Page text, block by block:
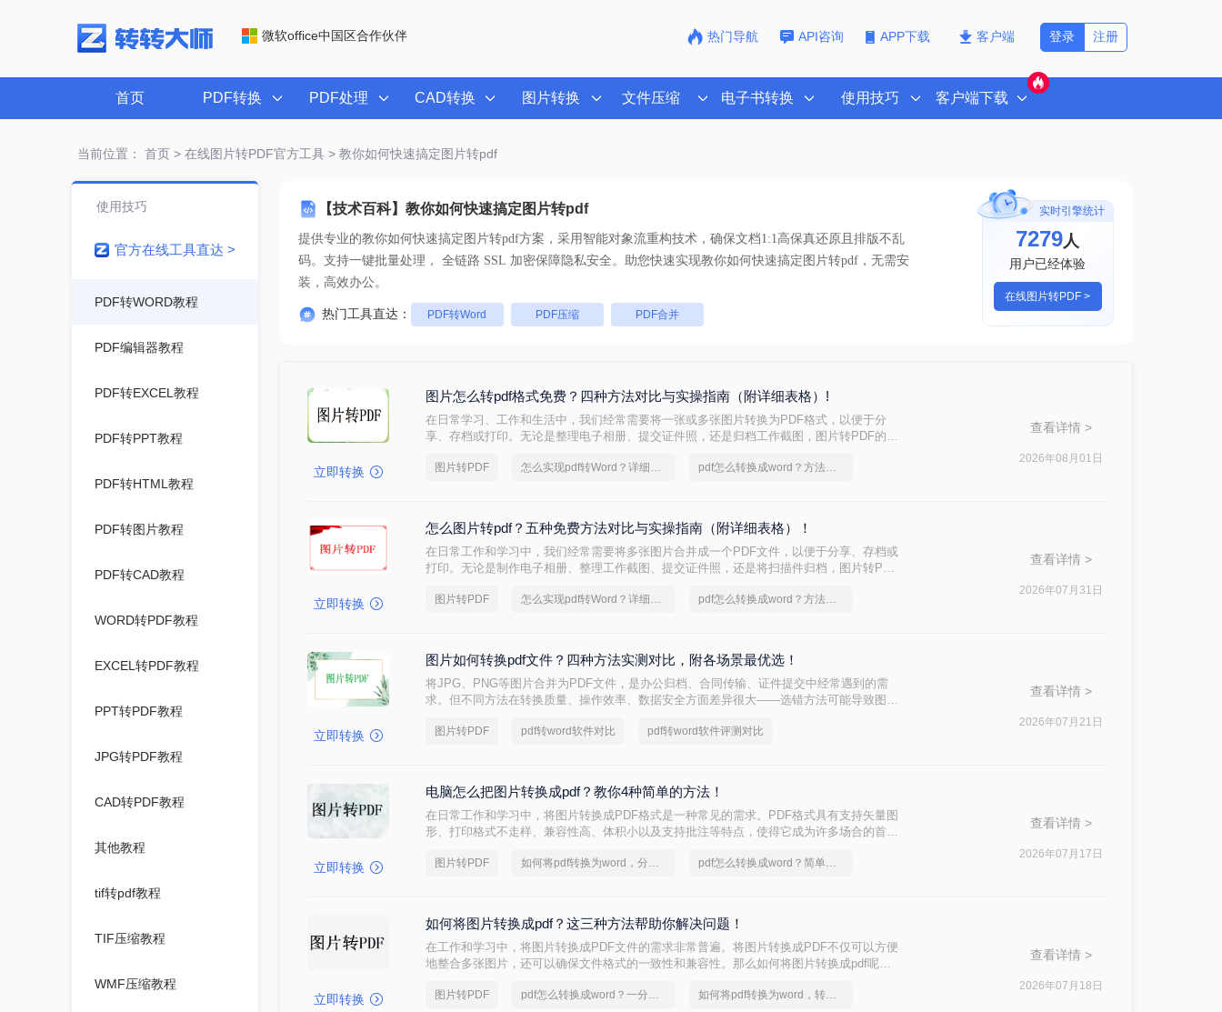
微软office中国区合作伙伴 热门导航 API咨询 APP下载 客户端 注册
登录
首页 PDF转换 PDF处理 CAD转换 图片转换 文件压缩 电子书转换 使用技巧 客户端下载
当前位置： 首页> 在线图片转PDF官方工具> 教你如何快速搞定图片转pdf
【技术百科】教你如何快速搞定图片转pdf
提供专业的教你如何快速搞定图片转pdf方案，采用智能对象流重构技术，确保文档1:1高保真还原且排版不乱
码。支持一键批量处理， 全链路 SSL 加密保障隐私安全。助您快速实现教你如何快速搞定图片转pdf，无需安
装，高效办公。
热门工具直达： PDF转Word PDF压缩 PDF合并
实时引擎统计
7279人
用户已经体验
在线图片转PDF >
使用技巧
官方在线工具直达 >
PDF转WORD教程
PDF编辑器教程
PDF转EXCEL教程
PDF转PPT教程
PDF转HTML教程
PDF转图片教程
PDF转CAD教程
WORD转PDF教程
EXCEL转PDF教程
PPT转PDF教程
JPG转PDF教程
CAD转PDF教程
其他教程
tif转pdf教程
TIF压缩教程
WMF压缩教程
立即转换
图片怎么转pdf格式免费？四种方法对比与实操指南（附详细表格）!
在日常学习、工作和生活中，我们经常需要将一张或多张图片转换为PDF格式，以便于分
享、存档或打印。无论是整理电子相册、提交证件照，还是归档工作截图，图片转PDF的需
核心差异：
图片转PDF 怎么实现pdf转Word？详细方法教学 pdf怎么转换成word？方法详细解析
查看详情 >
2026年08月01日
立即转换
怎么图片转pdf？五种免费方法对比与实操指南（附详细表格）！
在日常工作和学习中，我们经常需要将多张图片合并成一个PDF文件，以便于分享、存档或
打印。无论是制作电子相册、整理工作截图、提交证件照，还是将扫描件归档，图片转PDF
核心差异：
图片转PDF 怎么实现pdf转Word？详细方法教学 pdf怎么转换成word？方法详细解析
查看详情 >
2026年07月31日
立即转换
图片如何转换pdf文件？四种方法实测对比，附各场景最优选！
将JPG、PNG等图片合并为PDF文件，是办公归档、合同传输、证件提交中经常遇到的需
求。但不同方法在转换质量、操作效率、数据安全方面差异很大——选错方法可能导致图片
景给出明确建议，帮你少走弯路。
图片转PDF pdf转word软件对比 pdf转word软件评测对比
查看详情 >
2026年07月21日
立即转换
电脑怎么把图片转换成pdf？教你4种简单的方法！
在日常工作和学习中，将图片转换成PDF格式是一种常见的需求。PDF格式具有支持矢量图
形、打印格式不走样、兼容性高、体积小以及支持批注等特点，使得它成为许多场合的首选
图片转PDF 如何将pdf转换为word，分享一种简单的方法 pdf怎么转换成word？简单易学的方法
查看详情 >
2026年07月17日
立即转换
如何将图片转换成pdf？这三种方法帮助你解决问题！
在工作和学习中，将图片转换成PDF文件的需求非常普遍。将图片转换成PDF不仅可以方便
地整合多张图片，还可以确保文件格式的一致性和兼容性。那么如何将图片转换成pdf呢？
图片转PDF pdf怎么转换成word？一分钟解决PDF转word难问题！ 如何将pdf转换为word，转转大师帮你解决
查看详情 >
2026年07月18日